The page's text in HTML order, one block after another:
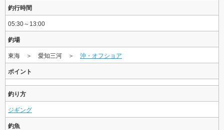
釣行時間
05:30～13:00
釣場
東海 ＞ 愛知三河 ＞ 沖・オフショア
ポイント
釣り方
ジギング
釣魚